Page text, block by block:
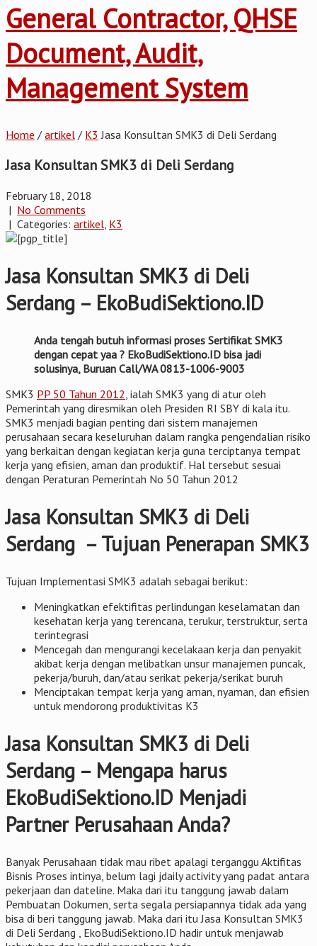
General Contractor, QHSE
Document, Audit,
Management System
Home / artikel / K3 Jasa Konsultan SMK3 di Deli Serdang
Jasa Konsultan SMK3 di Deli Serdang
February 18, 2018
| No Comments
| Categories: artikel K3
Jasa Konsultan SMK3 di Deli
Serdang – EkoBudiSektiono.ID
Anda tengah butuh informasi proses Sertifikat SMK3
dengan cepat yaa ? EkoBudiSektiono.ID bisa jadi
solusinya, Buruan Call/WA 0813-1006-9003
SMK3 PP 50 Tahun 2012 , ialah SMK3 yang di atur oleh
Pemerintah yang diresmikan oleh Presiden RI SBY di kala itu.
SMK3 menjadi bagian penting dari sistem manajemen
perusahaan secara keseluruhan dalam rangka pengendalian risiko
yang berkaitan dengan kegiatan kerja guna terciptanya tempat
kerja yang efisien, aman dan produktif. Hal tersebut sesuai
dengan Peraturan Pemerintah No 50 Tahun 2012
Jasa Konsultan SMK3 di Deli
Serdang – Tujuan Penerapan SMK3
Tujuan Implementasi SMK3 adalah sebagai berikut:
Meningkatkan efektifitas perlindungan keselamatan dan
kesehatan kerja yang terencana, terukur, terstruktur, serta
terintegrasi
Mencegah dan mengurangi kecelakaan kerja dan penyakit
akibat kerja dengan melibatkan unsur manajemen puncak,
pekerja/buruh, dan/atau serikat pekerja/serikat buruh
Menciptakan tempat kerja yang aman, nyaman, dan efisien
untuk mendorong produktivitas K3
Jasa Konsultan SMK3 di Deli
Serdang – Mengapa harus
EkoBudiSektiono.ID Menjadi
Partner Perusahaan Anda?
Banyak Perusahaan tidak mau ribet apalagi terganggu Aktifitas
Bisnis Proses intinya, belum lagi jdaily activity yang padat antara
pekerjaan dan dateline. Maka dari itu tanggung jawab dalam
Pembuatan Dokumen, serta segala persiapannya tidak ada yang
bisa di beri tanggung jawab. Maka dari itu Jasa Konsultan SMK3
di Deli Serdang , EkoBudiSektiono.ID hadir untuk menjawab